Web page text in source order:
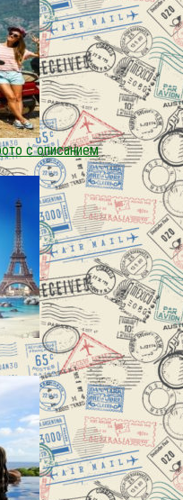
с описанием